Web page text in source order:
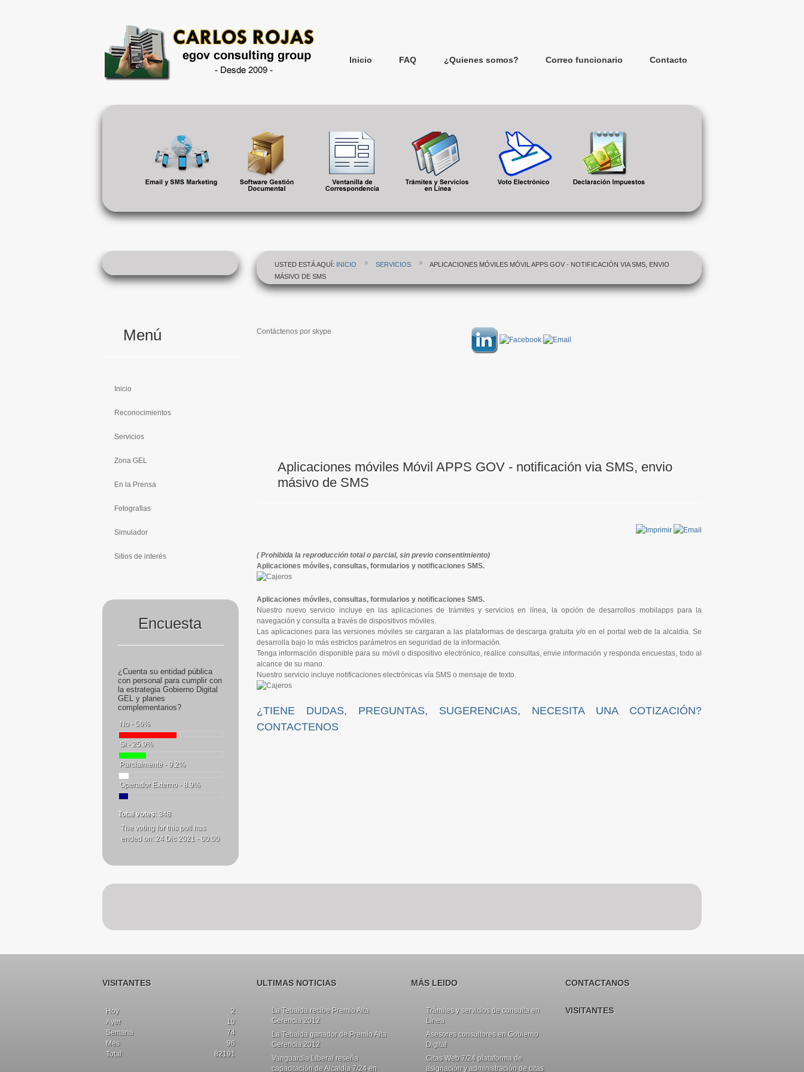
Inicio FAQ ¿Quienes somos? Correo funcionario Contacto
USTED ESTÁ AQUÍ: INICIO SERVICIOS
APLICACIONES MÓVILES MÓVIL APPS GOV - NOTIFICACIÓN VIA SMS, ENVIO
MÁSIVO DE SMS
Menú
Inicio
Reconocimientos
Servicios
Zona GEL
En la Prensa
Fotografias
Simulador
Sitios de interés
Encuesta
¿Cuenta su entidad pública
con personal para cumplir con
la estrategia Gobierno Digital
GEL y planes
complementarios?
No - 56%
Si - 25.9%
Parcialmente - 9.2%
Operador Externo - 8.9%
Total votes: 348
The voting for this poll has
ended on: 24 Dic 2021 - 00:00
Contáctenos por skype
Aplicaciones móviles Móvil APPS GOV - notificación via SMS, envio
másivo de SMS
( Prohibida la reproducción total o parcial, sin previo consentimiento)
Aplicaciones móviles, consultas, formularios y notificaciones SMS.
Aplicaciones móviles, consultas, formularios y notificaciones SMS.
Nuestro nuevo servicio incluye en las aplicaciones de trámites y servicios en línea, la opción de desarrollos mobilapps para la
navegación y consulta a través de dispositivos móviles.
Las aplicaciones para las versiones móviles se cargaran a las plataformas de descarga gratuita y/o en el portal web de la alcaldia. Se
desarrolla bajo lo más estrictos parámetros en seguridad de la información.
Tenga información disponible para su móvil o dispositivo electrónico, realice consultas, envie información y responda encuestas, todo al
alcance de su mano.
Nuestro servicio incluye notificaciones electrónicas vía SMS o mensaje de texto.
¿TIENE DUDAS, PREGUNTAS, SUGERENCIAS, NECESITA UNA COTIZACIÓN?
CONTACTENOS
VISITANTES
Hoy
2
Ayer
10
Semana
74
Mes
96
Total
82191
ULTIMAS NOTICIAS
La Tebaida recibe Premio Alta
Gerencia 2012
La Tebaida ganador de Premio Alta
Gerencia 2012
Vanguardia Liberal reseña
capacitación de Alcaldia 7/24 en
MÁS LEIDO
Trámites y servicios de consulta en
Línea
Asesores consultores en Gobierno
Digital
Citas Web 7/24 plataforma de
asignación y administración de citas
CONTACTANOS
VISITANTES